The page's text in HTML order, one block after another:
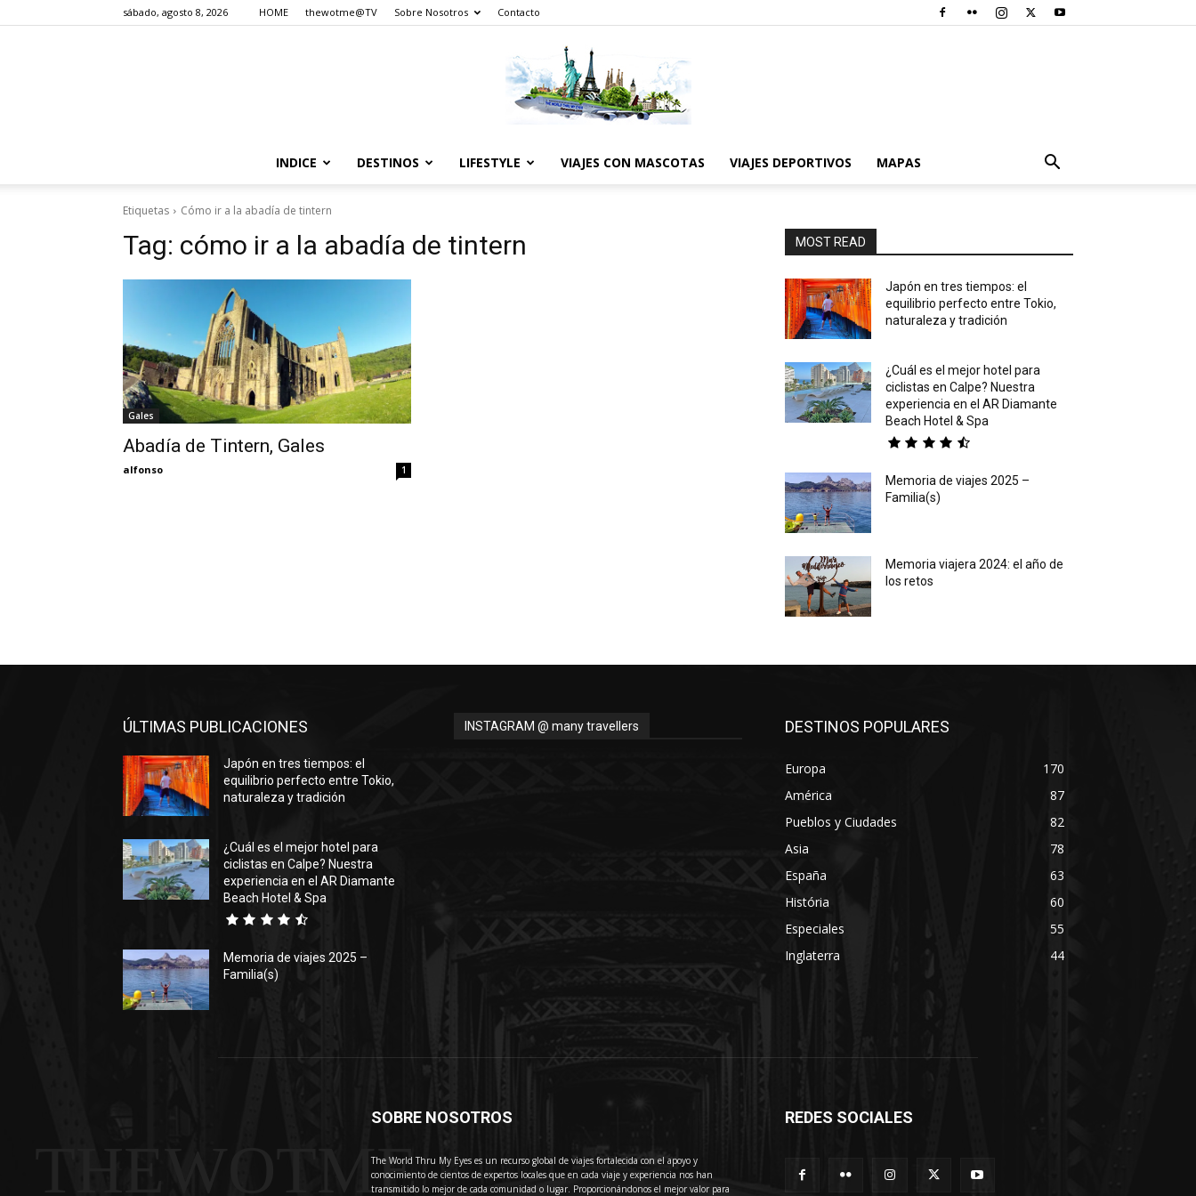
sábado, agosto 8, 2026 HOME thewotme@TV Sobre Nosotros Contacto
INDICE DESTINOS LIFESTYLE VIAJES CON MASCOTAS VIAJES DEPORTIVOS MAPAS
Etiquetas Cómo ir a la abadía de tintern
Tag: cómo ir a la abadía de tintern
Gales
Abadía de Tintern, Gales
alfonso 1
MOST READ
Japón en tres tiempos: el
equilibrio perfecto entre Tokio,
naturaleza y tradición
¿Cuál es el mejor hotel para
ciclistas en Calpe? Nuestra
experiencia en el AR Diamante
Beach Hotel & Spa
Memoria de viajes 2025 –
Familia(s)
Memoria viajera 2024: el año de
los retos
ÚLTIMAS PUBLICACIONES
Japón en tres tiempos: el
equilibrio perfecto entre Tokio,
naturaleza y tradición
¿Cuál es el mejor hotel para
ciclistas en Calpe? Nuestra
experiencia en el AR Diamante
Beach Hotel & Spa
Memoria de viajes 2025 –
Familia(s)
INSTAGRAM @ many travellers DESTINOS POPULARES
Europa
170
América
87
Pueblos y Ciudades
82
Asia
78
España
63
História
60
Especiales
55
Inglaterra
44
THEWOTME
SOBRE NOSOTROS
The World Thru My Eyes es un recurso global de viajes fortalecida con el apoyo y
conocimiento de cientos de expertos locales que en cada viaje y experiencia nos han
transmitido lo mejor de cada comunidad o lugar. Proporcionándonos el mejor valor para
REDES SOCIALES